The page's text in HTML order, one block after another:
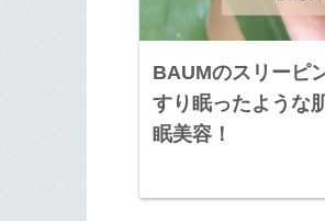
BAUMのスリーピ
すり眠ったような
眠美容！